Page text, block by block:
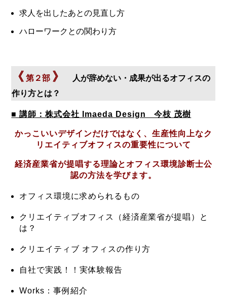
求人を出したあとの見直し方
ハローワークとの関わり方
《 第２部 》
人が辞めない・成果が出るオフィスの
作り方とは？
■ 講師：株式会社 Imaeda Design 今枝 茂樹
かっこいいデザインだけではなく、生産性向上なク
リエイティブオフィスの重要性について
経済産業省が提唱する理論とオフィス環境診断士公
認の方法を学びます。
オフィス環境に求められるもの
クリエイティブオフィス（経済産業省が提唱）と
は？
クリエイティブ オフィスの作り方
自社で実践！！実体験報告
Works：事例紹介